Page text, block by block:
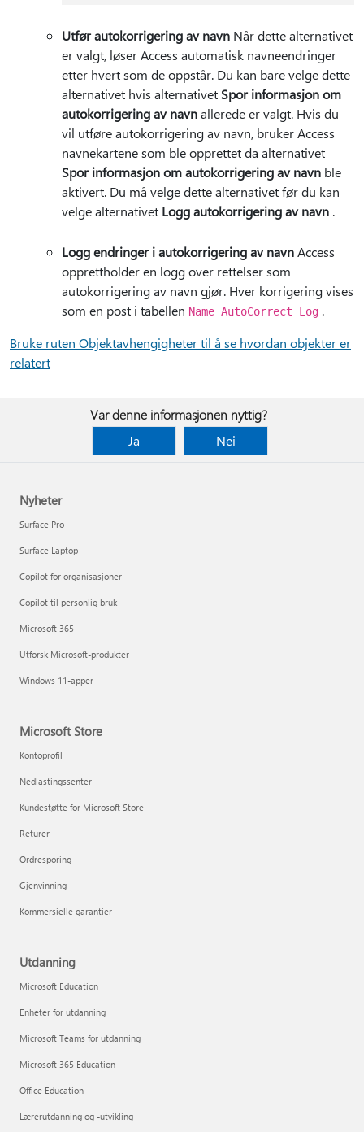
Utfør autokorrigering av navn Når dette alternativet
er valgt, løser Access automatisk navneendringer
etter hvert som de oppstår. Du kan bare velge dette
alternativet hvis alternativet Spor informasjon om
autokorrigering av navnallerede er valgt. Hvis du
vil utføre autokorrigering av navn, bruker Access
navnekartene som ble opprettet da alternativet
Spor informasjon om autokorrigering av navn ble
aktivert. Du må velge dette alternativet før du kan
velge alternativet Logg autokorrigering av navn .
Logg endringer i autokorrigering av navnAccess
opprettholder en logg over rettelser som
autokorrigering av navn gjør. Hver korrigering vises
som en post i tabellen Name AutoCorrect Log .
Bruke ruten Objektavhengigheter til å se hvordan objekter er
relatert
Var denne informasjonen nyttig?
Ja
Nei
Nyheter
Surface Pro
Surface Laptop
Copilot for organisasjoner
Copilot til personlig bruk
Microsoft 365
Utforsk Microsoft-produkter
Windows 11-apper
Microsoft Store
Kontoprofil
Nedlastingssenter
Kundestøtte for Microsoft Store
Returer
Ordresporing
Gjenvinning
Kommersielle garantier
Utdanning
Microsoft Education
Enheter for utdanning
Microsoft Teams for utdanning
Microsoft 365 Education
Office Education
Lærerutdanning og -utvikling